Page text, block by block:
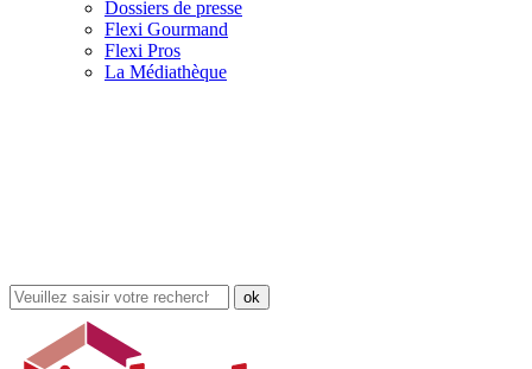
Dossiers de presse
Flexi Gourmand
Flexi Pros
La Médiathèque
Rechercher
dans
site